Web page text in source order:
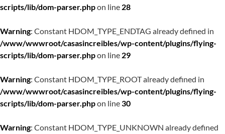
scripts/lib/dom-parser.phpon line 28
Warning: Constant HDOM_TYPE_ENDTAG already defined in
/www/wwwroot/casasincreibles/wp-content/plugins/flying-
scripts/lib/dom-parser.phpon line 29
Warning: Constant HDOM_TYPE_ROOT already defined in
/www/wwwroot/casasincreibles/wp-content/plugins/flying-
scripts/lib/dom-parser.phpon line30
Warning: Constant HDOM_TYPE_UNKNOWN already defined